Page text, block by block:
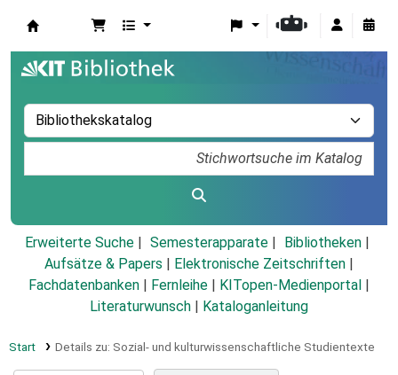
Erweiterte Suche Semesterapparate
Bibliotheken
Aufsätze & Papers
Elektronische Zeitschriften
Fachdatenbanken
Fernleihe KITopen-Medienportal
Literaturwunsch
Kataloganleitung
Start Details zu: Sozial- und kulturwissenschaftliche Studientexte